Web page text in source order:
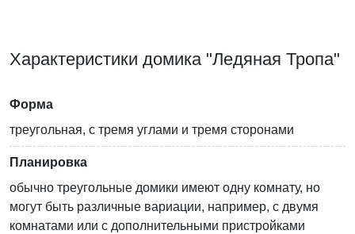
Характеристики домика "Ледяная Тропа"
Форма
треугольная, с тремя углами и тремя сторонами
Планировка
обычно треугольные домики имеют одну комнату, но
могут быть различные вариации, например, с двумя
комнатами или с дополнительными пристройками